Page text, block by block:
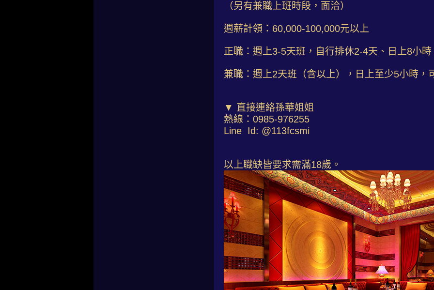
（另有兼職上班時段，面洽）
週薪計領：60,000-100,000元以上
正職：週上3-5天班，自行排休2-4天、日上8小時
兼職：週上2天班（含以上），日上至少5小時，
▼ 直接連絡孫華姐姐
熱線：0985-976255
Line Id: @113fcsmi
以上職缺皆要求需滿18歲。